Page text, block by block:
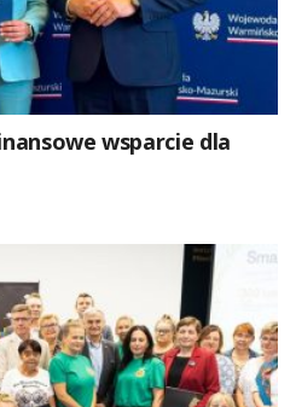
wsparcie dla